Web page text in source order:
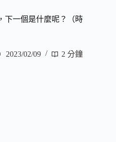
下一個是什麼呢？（時
2023/02/09 2 分鐘